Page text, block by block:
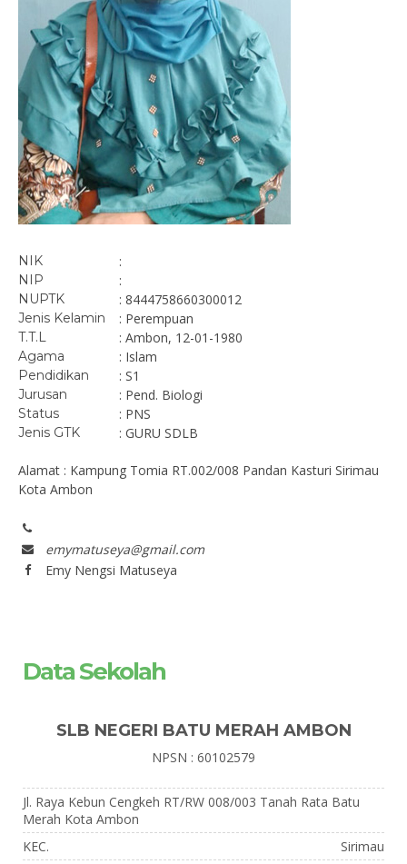
NIK :
NIP :
NUPTK : 8444758660300012
Jenis Kelamin : Perempuan
T.T.L : Ambon, 12-01-1980
Agama : Islam
Pendidikan : S1
Jurusan : Pend. Biologi
Status : PNS
Jenis GTK : GURU SDLB
Alamat : Kampung Tomia RT.002/008 Pandan Kasturi Sirimau
Kota Ambon
emymatuseya@gmail.com
Emy Nengsi Matuseya
Data Sekolah
SLB NEGERI BATU MERAH AMBON
NPSN : 60102579
Jl. Raya Kebun Cengkeh RT/RW 008/003 Tanah Rata Batu
Merah Kota Ambon
KEC.
Sirimau